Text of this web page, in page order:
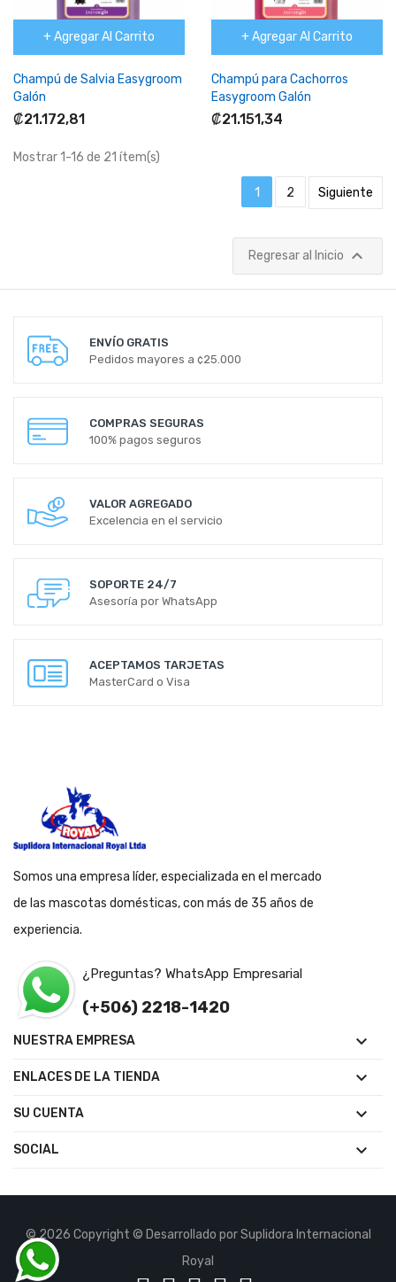
+ Agregar Al Carrito
Champú de Salvia Easygroom
Galón
₡21.172,81
+ Agregar Al Carrito
Champú para Cachorros
Easygroom Galón
₡21.151,34
Mostrar 1-16 de 21 ítem(s)
1 2 Siguiente
Regresar al Inicio 
ENVÍO GRATIS
Pedidos mayores a ¢25.000
COMPRAS SEGURAS
100% pagos seguros
VALOR AGREGADO
Excelencia en el servicio
SOPORTE 24/7
Asesoría por WhatsApp
ACEPTAMOS TARJETAS
MasterCard o Visa
Somos una empresa líder, especializada en el mercado
de las mascotas domésticas, con más de 35 años de
experiencia.
¿Preguntas? WhatsApp Empresarial
(+506) 2218-1420
NUESTRA EMPRESA 
ENLACES DE LA TIENDA 
SU CUENTA 
SOCIAL 
© 2026 Copyright © Desarrollado por Suplidora Internacional
Royal